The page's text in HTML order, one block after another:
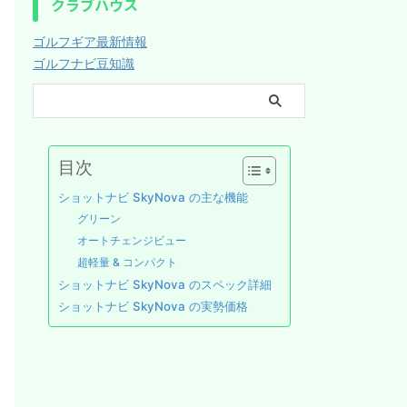
ゴルフギア最新情報
ゴルフナビ豆知識
目次
ショットナビ SkyNova の主な機能
グリーン
オートチェンジビュー
超軽量 & コンパクト
ショットナビ SkyNova のスペック詳細
ショットナビ SkyNova の実勢価格